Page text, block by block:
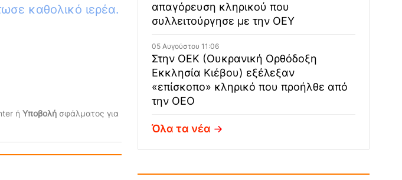
καθολικό ιερέα.
ή Υποβολήσφάλματος για
απαγόρευση κληρικού που
συλλειτούργησε με την ΟΕΥ
05 Αυγούστου 11:06
Στην ΟΕΚ (Ουκρανική Ορθόδοξη
Εκκλησία Κιέβου) εξέλεξαν
«επίσκοπο» κληρικό που προήλθε από
την ΟΕΟ
Όλα τα νέα